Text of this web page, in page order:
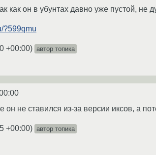
как он в убунтах давно уже пустой, не
?599qmu
+00:00) автор топика
не ставился из-за версии иксов, а
+00:00) автор топика